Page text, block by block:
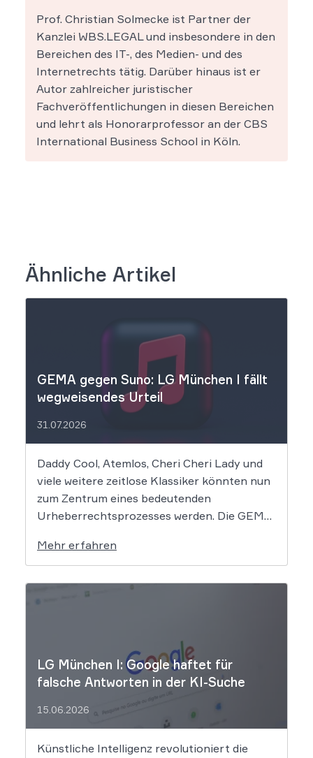
Prof. Christian Solmecke ist Partner der
Kanzlei WBS.LEGAL und insbesondere in den
Bereichen des IT-, des Medien- und des
Internetrechts tätig. Darüber hinaus ist er
Autor zahlreicher juristischer
Fachveröffentlichungen in diesen Bereichen
und lehrt als Honorarprofessor an der CBS
International Business School in Köln.
Ähnliche Artikel
GEMA gegen Suno: LG München I fällt
wegweisendes Urteil
31.07.2026
Daddy Cool, Atemlos, Cheri Cheri Lady und
viele weitere zeitlose Klassiker könnten nun
zum Zentrum eines bedeutenden
Urheberrechtsprozesses werden. Die GEMA
will die Rechte ihrer Mitglieder verteidigen.
Dem Unternehmen hinter der populären KI-
Musik-App werden massive
Urheberrechtsverletzungen vorgeworfen.
Mehr erfahren
LG München I: Google haftet für
falsche Antworten in der KI-Suche
15.06.2026
Künstliche Intelligenz revolutioniert die